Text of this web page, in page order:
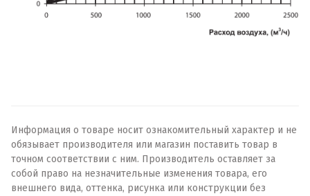
Информация о товаре носит ознакомительный характер и не
обязывает производителя или магазин поставить товар в
точном соответствии с ним. Производитель оставляет за
собой право на незначительные изменения товара, его
внешнего вида, оттенка, рисунка или конструкции без